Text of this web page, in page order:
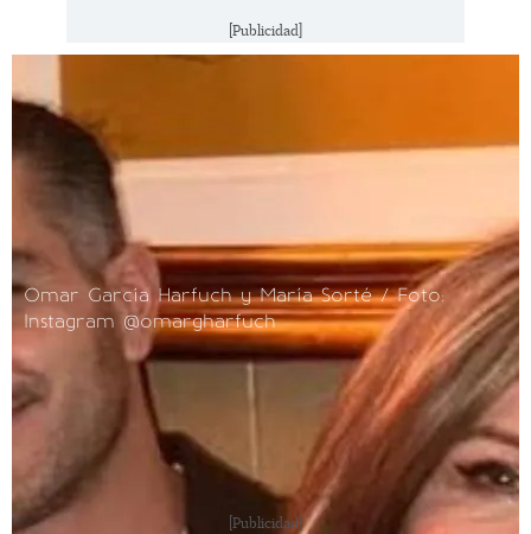
[Publicidad]
Omar García Harfuch y María Sorté / Foto:
Instagram @omargharfuch
[Publicidad]